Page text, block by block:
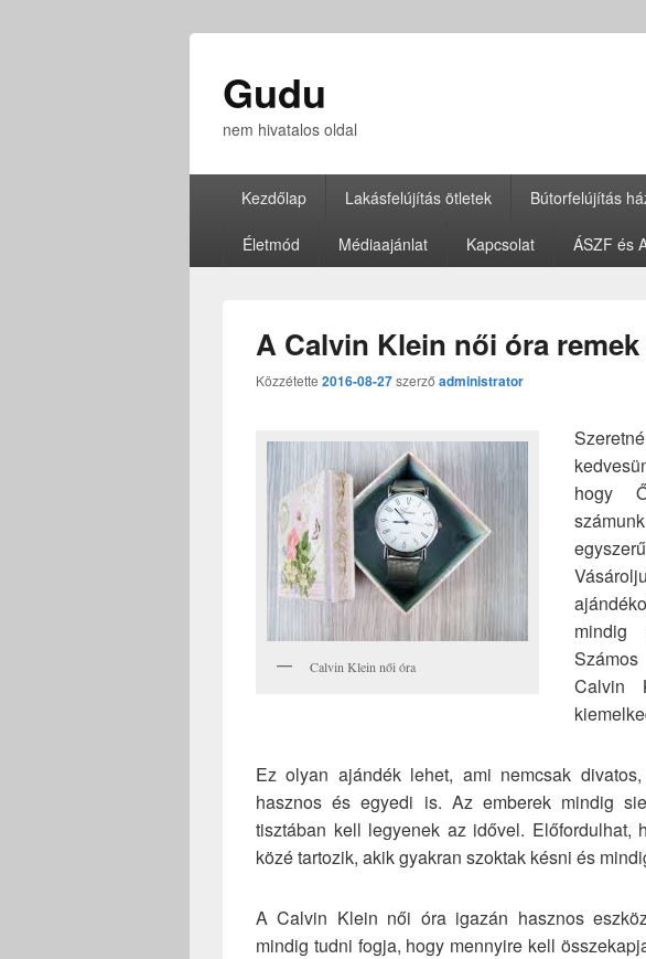
Gudu
nem hivatalos oldal
Kezdőlap Lakásfelújítás ötletek Bútorfelújítás
Életmód Médiaajánlat Kapcsolat ÁSZF és
A Calvin Klein női óra
Közzétette 2016-08-27szerző administrator
Calvin Klein női óra
hogy
mindig
Calvin
Ez olyan ajándék lehet, ami nemcsak
hasznos és egyedi is. Az emberek mindig
tisztában kell legyenek az idővel. Előfordulhat,
közé tartozik, akik gyakran szoktak késni és
A Calvin Klein női óra igazán hasznos
mindig tudni fogja, hogy mennyire kell